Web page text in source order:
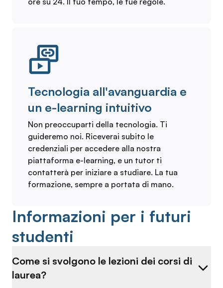
Tecnologia all'avanguardia e
un e-learning intuitivo
Non preoccuparti della tecnologia. Ti
guideremo noi. Riceverai subito le
credenziali per accedere alla nostra
piattaforma e-learning, e un tutor ti
contatterà per iniziare a studiare. La tua
formazione, sempre a portata di mano.
Informazioni per i futuri
studenti
Come si svolgono le lezioni dei corsi di
laurea?